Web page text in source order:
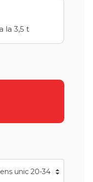
la 3,5 t